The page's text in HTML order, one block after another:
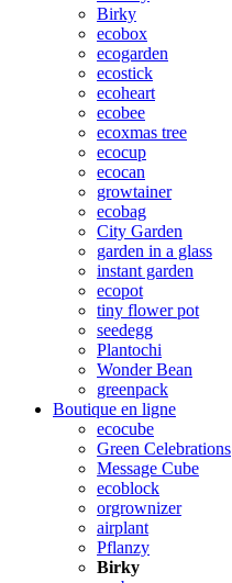
Birky
ecobox
ecogarden
ecostick
ecoheart
ecobee
ecoxmas tree
ecocup
ecocan
growtainer
ecobag
City Garden
garden in a glass
instant garden
ecopot
tiny flower pot
seedegg
Plantochi
Wonder Bean
greenpack
Boutique en ligne
ecocube
Green Celebrations
Message Cube
ecoblock
orgrownizer
airplant
Pflanzy
Birky